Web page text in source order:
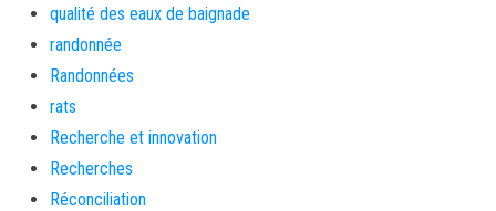
qualité des eaux de baignade
randonnée
Randonnées
rats
Recherche et innovation
Recherches
Réconciliation